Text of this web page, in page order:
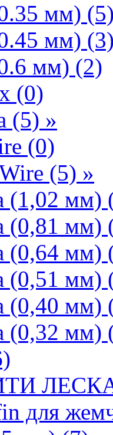
мм)
мм)
мм) (2)
(0)
(5) »
(0)
(5) »
(1,02 мм)
(0,81 мм)
(0,64 мм)
(0,51 мм)
(0,40 мм)
(0,32 мм)
для